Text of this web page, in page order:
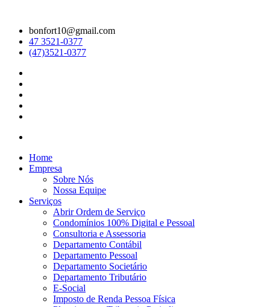
bonfort10@gmail.com
47 3521-0377
(47)3521-0377
Home
Empresa
Sobre Nós
Nossa Equipe
Serviços
Abrir Ordem de Serviço
Condomínios 100% Digital e Pessoal
Consultoria e Assessoria
Departamento Contábil
Departamento Pessoal
Departamento Societário
Departamento Tributário
E-Social
Imposto de Renda Pessoa Física